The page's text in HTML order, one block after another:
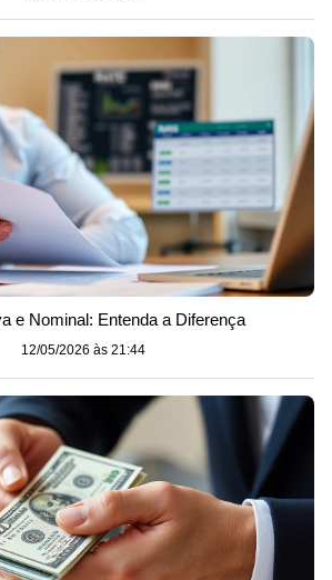
e Nominal: Entenda a Diferença
12/05/2026 às 21:44